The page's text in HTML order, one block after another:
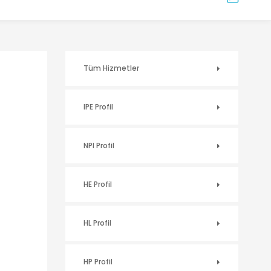
Tüm Hizmetler
IPE Profil
NPI Profil
HE Profil
HL Profil
HP Profil